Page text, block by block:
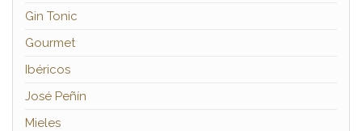
Gin Tonic
Gourmet
Ibéricos
José Peñín
Mieles